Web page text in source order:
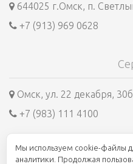
644025 г.Омск, п.
+7 (913) 969 0628
Омск, ул. 22 декабря, 30б
+7 (983) 111 4100
8 800
Мы используем cookie-файлы
аналитики. Продолжая